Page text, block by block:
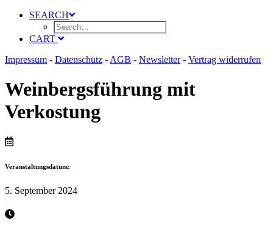
SEARCH
CART
Impressum - Datenschutz - AGB - Newsletter- Vertrag widerrufen
Weinbergsführung mit
Verkostung
Veranstaltungsdatum:
5. September 2024